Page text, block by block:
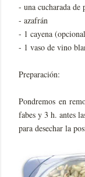
- una cucharada de
- azafrán
- 1 cayena
- 1 vaso de vino
Preparación:
Pondremos en
fabes y 3 h. antes
para desechar la